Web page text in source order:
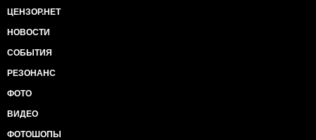
ЦЕНЗОР.НЕТ
НОВОСТИ
СОБЫТИЯ
РЕЗОНАНС
ФОТО
ВИДЕО
ФОТОШОПЫ